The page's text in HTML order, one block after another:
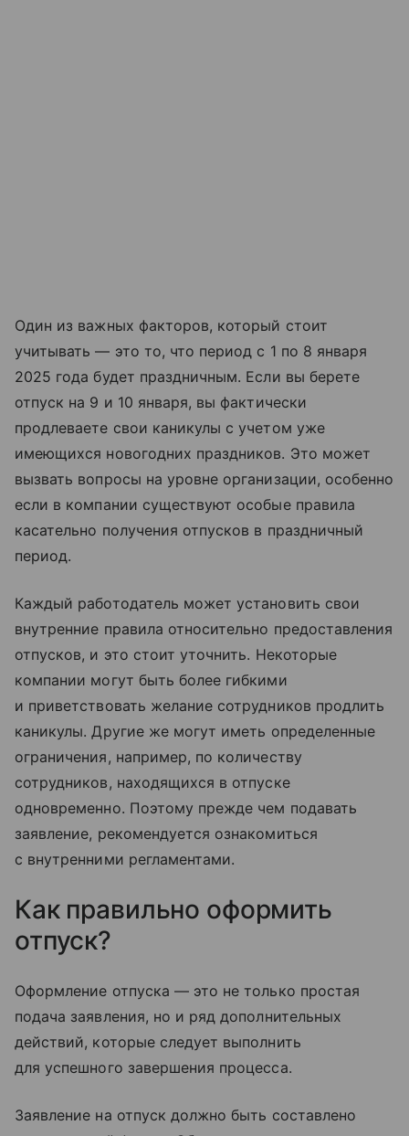
Один из важных факторов, который стоит
учитывать — это то, что период с 1 по 8 января
2025 года будет праздничным. Если вы берете
отпуск на 9 и 10 января, вы фактически
продлеваете свои каникулы с учетом уже
имеющихся новогодних праздников. Это может
вызвать вопросы на уровне организации, особенно
если в компании существуют особые правила
касательно получения отпусков в праздничный
период.
Каждый работодатель может установить свои
внутренние правила относительно предоставления
отпусков, и это стоит уточнить. Некоторые
компании могут быть более гибкими
и приветствовать желание сотрудников продлить
каникулы. Другие же могут иметь определенные
ограничения, например, по количеству
сотрудников, находящихся в отпуске
одновременно. Поэтому прежде чем подавать
заявление, рекомендуется ознакомиться
с внутренними регламентами.
Как правильно оформить
отпуск?
Оформление отпуска — это не только простая
подача заявления, но и ряд дополнительных
действий, которые следует выполнить
для успешного завершения процесса.
Заявление на отпуск должно быть составлено